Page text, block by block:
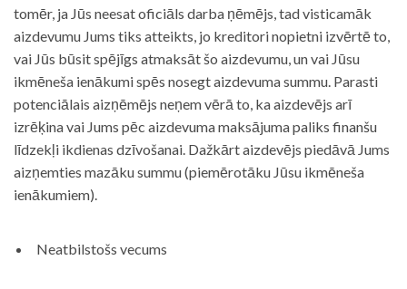
tomēr, ja Jūs neesat oficiāls darba ņēmējs, tad visticamāk
aizdevumu Jums tiks atteikts, jo kreditori nopietni izvērtē to,
vai Jūs būsit spējīgs atmaksāt šo aizdevumu, un vai Jūsu
ikmēneša ienākumi spēs nosegt aizdevuma summu. Parasti
potenciālais aizņēmējs neņem vērā to, ka aizdevējs arī
izrēķina vai Jums pēc aizdevuma maksājuma paliks finanšu
līdzekļi ikdienas dzīvošanai. Dažkārt aizdevējs piedāvā Jums
aizņemties mazāku summu (piemērotāku Jūsu ikmēneša
ienākumiem).
Neatbilstošs vecums